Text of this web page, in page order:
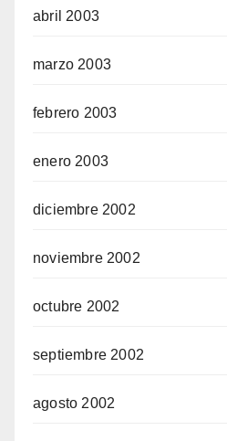
abril 2003
marzo 2003
febrero 2003
enero 2003
diciembre 2002
noviembre 2002
octubre 2002
septiembre 2002
agosto 2002